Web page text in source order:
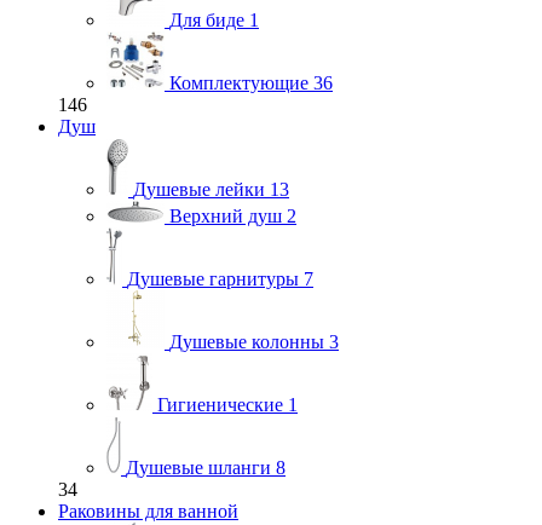
Для биде 1
Комплектующие 36
146
Душ
Душевые лейки 13
Верхний душ 2
Душевые гарнитуры 7
Душевые колонны 3
Гигиенические 1
Душевые шланги 8
34
Раковины для ванной